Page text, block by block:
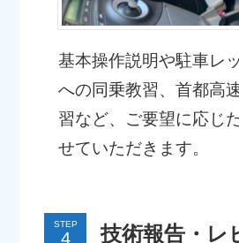
基本操作説明や駐車レ
への同乗教習、首都高
習など、ご要望に応じ
せていただきます。
STEP 技術報告・レ